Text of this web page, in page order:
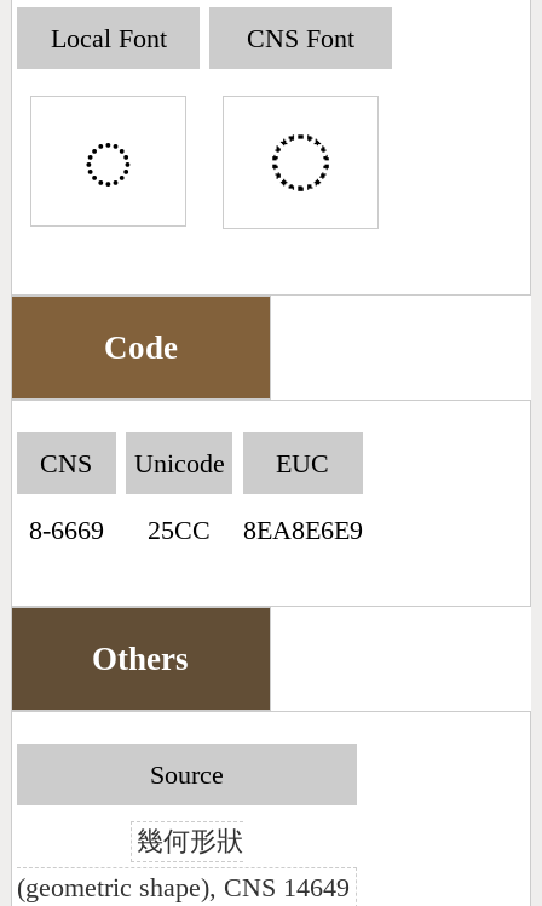
Big5 Query Pinyin Query
Pinyin Word Index
Local Font
◌
CNS Font
Code
CNS
8-6669
Unicode
25CC
EUC
8EA8E6E9
Others
Source
幾何形狀
(geometric shape), CNS 14649